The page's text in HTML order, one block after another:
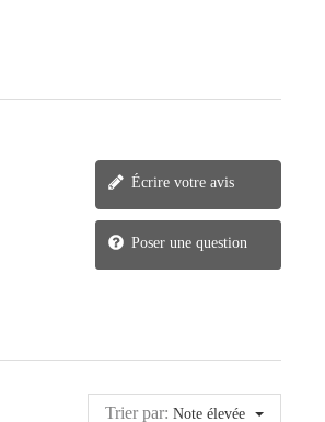
Écrire votre avis
Poser une question
Trier par: Note élevée